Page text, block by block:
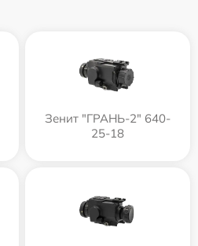
Зенит "ГРАНЬ-2" 640-
25-18